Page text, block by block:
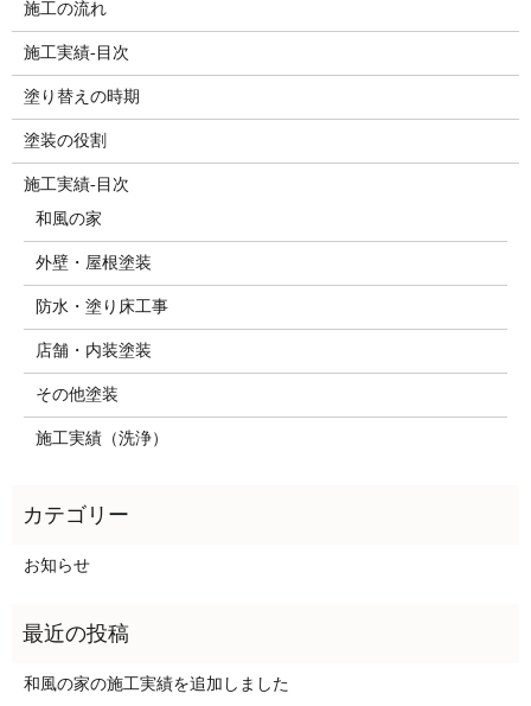
施工の流れ
施工実績-目次
塗り替えの時期
塗装の役割
施工実績-目次
和風の家
外壁・屋根塗装
防水・塗り床工事
店舗・内装塗装
その他塗装
施工実績（洗浄）
お知らせ
和風の家の施工実績を追加しました